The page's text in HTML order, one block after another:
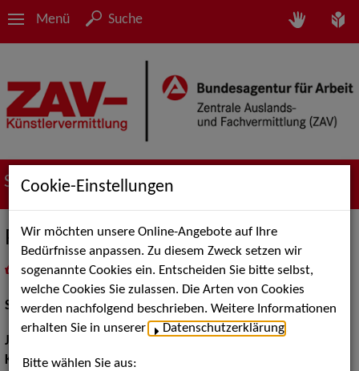
Menü Suche
Suche nach Künstler*innen
Philipp Nowicki
als PDF speichern
inMeine Merklistelegen
Schauspiel:Bühne
Jahrgang:
Körpergröße:185 cm
Cookie-Einstellungen
Wir möchten unsere Online-Angebote auf Ihre
Bedürfnisse anpassen. Zu diesem Zweck setzen wir
sogenannte Cookies ein. Entscheiden Sie bitte selbst,
welche Cookies Sie zulassen. Die Arten von Cookies
werden nachfolgend beschrieben. Weitere Informationen
erhalten Sie in unserer
Datenschutzerklärung
Bitte wählen Sie aus: